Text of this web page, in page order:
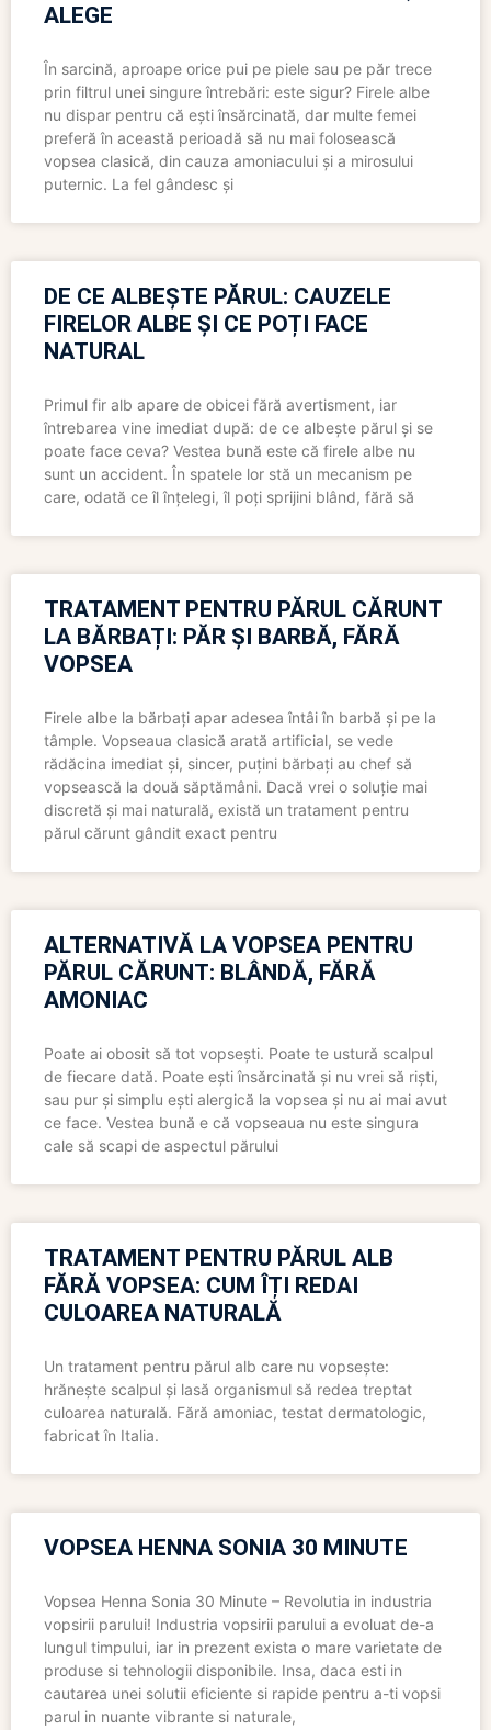
ALEGE
În sarcină, aproape orice pui pe piele sau pe păr trece
prin filtrul unei singure întrebări: este sigur? Firele albe
nu dispar pentru că ești însărcinată, dar multe femei
preferă în această perioadă să nu mai folosească
vopsea clasică, din cauza amoniacului și a mirosului
puternic. La fel gândesc și
DE CE ALBEȘTE PĂRUL: CAUZELE
FIRELOR ALBE ȘI CE POȚI FACE
NATURAL
Primul fir alb apare de obicei fără avertisment, iar
întrebarea vine imediat după: de ce albește părul și se
poate face ceva? Vestea bună este că firele albe nu
sunt un accident. În spatele lor stă un mecanism pe
care, odată ce îl înțelegi, îl poți sprijini blând, fără să
TRATAMENT PENTRU PĂRUL CĂRUNT
LA BĂRBAȚI: PĂR ȘI BARBĂ, FĂRĂ
VOPSEA
Firele albe la bărbați apar adesea întâi în barbă și pe la
tâmple. Vopseaua clasică arată artificial, se vede
rădăcina imediat și, sincer, puțini bărbați au chef să
vopsească la două săptămâni. Dacă vrei o soluție mai
discretă și mai naturală, există un tratament pentru
părul cărunt gândit exact pentru
ALTERNATIVĂ LA VOPSEA PENTRU
PĂRUL CĂRUNT: BLÂNDĂ, FĂRĂ
AMONIAC
Poate ai obosit să tot vopsești. Poate te ustură scalpul
de fiecare dată. Poate ești însărcinată și nu vrei să riști,
sau pur și simplu ești alergică la vopsea și nu ai mai avut
ce face. Vestea bună e că vopseaua nu este singura
cale să scapi de aspectul părului
TRATAMENT PENTRU PĂRUL ALB
FĂRĂ VOPSEA: CUM ÎȚI REDAI
CULOAREA NATURALĂ
Un tratament pentru părul alb care nu vopsește:
hrănește scalpul și lasă organismul să redea treptat
culoarea naturală. Fără amoniac, testat dermatologic,
fabricat în Italia.
VOPSEA HENNA SONIA 30 MINUTE
Vopsea Henna Sonia 30 Minute – Revolutia in industria
vopsirii parului! Industria vopsirii parului a evoluat de-a
lungul timpului, iar in prezent exista o mare varietate de
produse si tehnologii disponibile. Insa, daca esti in
cautarea unei solutii eficiente si rapide pentru a-ti vopsi
parul in nuante vibrante si naturale,